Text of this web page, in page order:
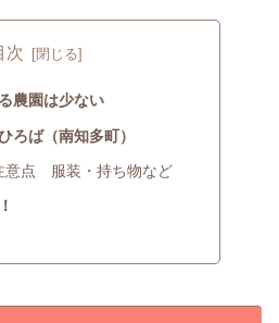
次
農園は少ない
ば（南知多町）
意点 服装・持ち物など